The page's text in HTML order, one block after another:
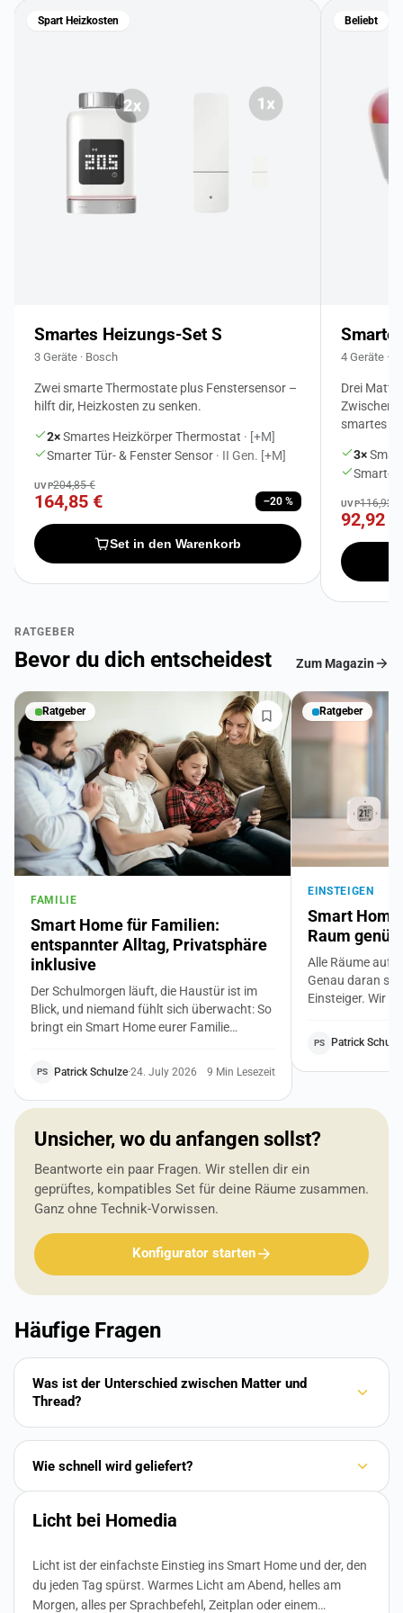
Spart Heizkosten
Smartes Heizungs-Set S
3 Geräte · Bosch
Zwei smarte Thermostate plus Fenstersensor –
hilft dir, Heizkosten zu senken.
2×Smartes Heizkörper Thermostat · [+M]
Smarter Tür- & Fenster Sensor · II Gen. [+M]
UVP204,85 €
164,85 € −20 %
Set in den Warenkorb
Beliebt
4 Geräte ·
Drei
smartes
3×
Smarter
UVP116,92 €
92,92 €
RATGEBER
Bevor du dich entscheidest Zum Magazin
Ratgeber
FAMILIE
Smart Home für Familien:
entspannter Alltag, Privatsphäre
inklusive
Der Schulmorgen läuft, die Haustür ist im
Blick, und niemand fühlt sich überwacht: So
bringt ein Smart Home eurer Familie
Nebenkosten. Mit klaren Regeln für die
Privatsphäre von Kindern und Großeltern.
PS Patrick Schulze·24. July 2026 9 Min Lesezeit
Ratgeber
EINSTEIGEN
Smart
Raum
Alle Räume auf
Genau daran
Einsteiger. Wir
Bedürfnis, ein
PS Patrick
Unsicher, wo du anfangen sollst?
Beantworte ein paar Fragen. Wir stellen dir ein
geprüftes, kompatibles Set für deine Räume zusammen.
Ganz ohne Technik-Vorwissen.
Konfigurator starten
Häufige Fragen
Was ist der Unterschied zwischen Matter und
Thread?
Wie schnell wird geliefert?
Licht bei Homedia
Licht ist der einfachste Einstieg ins Smart Home und der, den
du jeden Tag spürst. Warmes Licht am Abend, helles am
Morgen, alles per Sprachbefehl, Zeitplan oder einem